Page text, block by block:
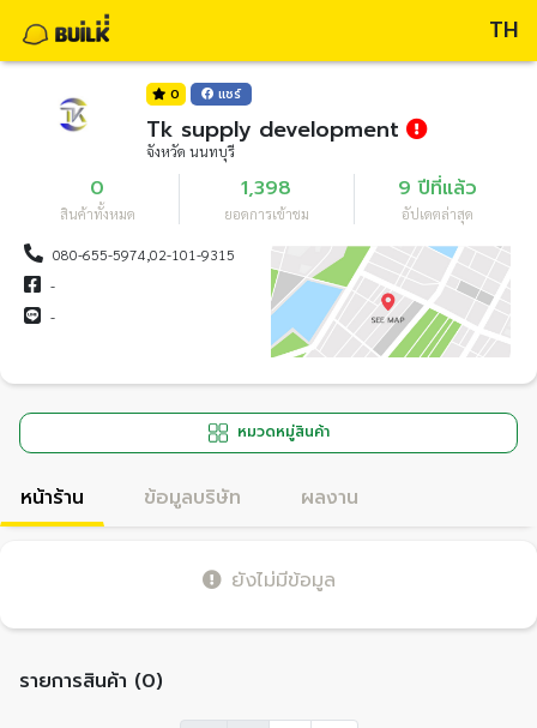
TH
0 แชร์
Tk supply development
จังหวัด นนทบุรี
0
สินค้าทั้งหมด
1,398
ยอดการเข้าชม
9 ปีที่แล้ว
อัปเดตล่าสุด
080-655-5974,02-101-9315
-
-
หมวดหมู่สินค้า
หน้าร้าน ข้อมูลบริษัท ผลงาน
ยังไม่มีข้อมูล
รายการสินค้า (0)